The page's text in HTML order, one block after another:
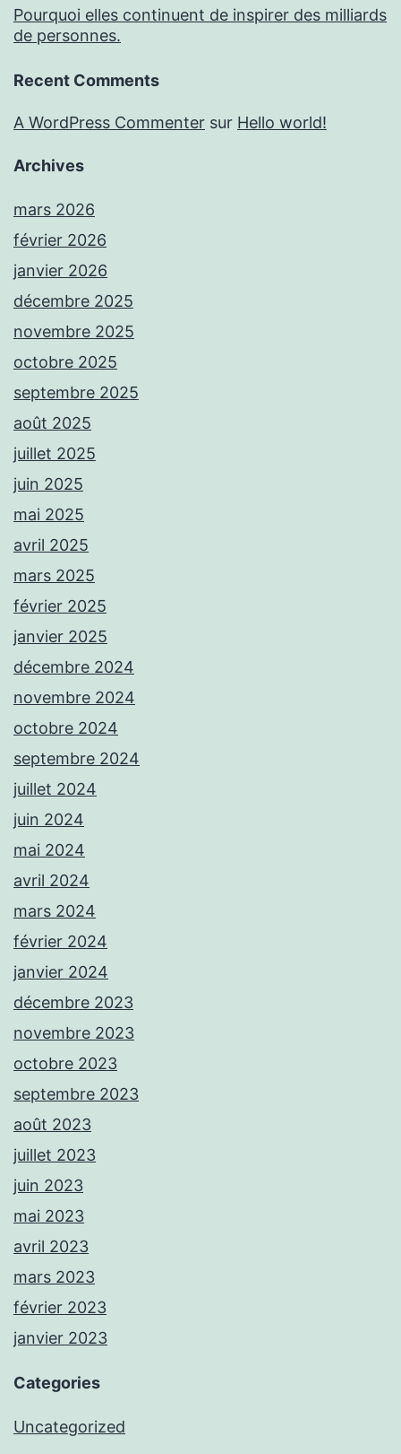
Pourquoi elles continuent de inspirer des milliards
de personnes.
Recent Comments
A WordPress Commenter sur Hello world!
Archives
mars 2026
février 2026
janvier 2026
décembre 2025
novembre 2025
octobre 2025
septembre 2025
août 2025
juillet 2025
juin 2025
mai 2025
avril 2025
mars 2025
février 2025
janvier 2025
décembre 2024
novembre 2024
octobre 2024
septembre 2024
juillet 2024
juin 2024
mai 2024
avril 2024
mars 2024
février 2024
janvier 2024
décembre 2023
novembre 2023
octobre 2023
septembre 2023
août 2023
juillet 2023
juin 2023
mai 2023
avril 2023
mars 2023
février 2023
janvier 2023
Categories
Uncategorized